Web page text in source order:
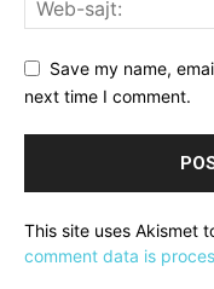
Save my name,
next time I comment.
This site uses Akismet
comment data is